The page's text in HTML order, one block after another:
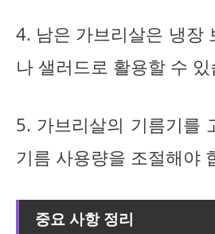
4. 남은 가브리살은 냉장
나 샐러드로 활용할 수
5. 가브리살의 기름기를
기름 사용량을 조절해야
중요 사항 정리